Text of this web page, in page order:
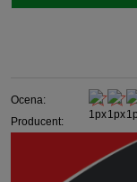
Ocena:
Producent: